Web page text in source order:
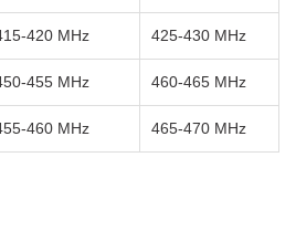
420 MHz 425-430 MHz
455 MHz 460-465 MHz
460 MHz 465-470 MHz